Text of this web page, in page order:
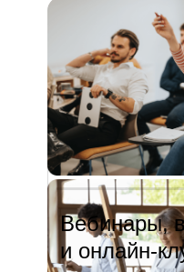
Вебинары,
и онлайн-
педагогический
преподавать в школу.
5 лет, я поняла, что
Читать полностью →